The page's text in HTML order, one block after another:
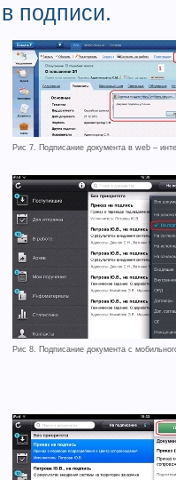
в подписи.
Рис 7. Подписание документа в web –
Рис 8. Подписание документа с